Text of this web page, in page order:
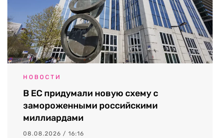
НОВОСТИ
В ЕС придумали новую схему с
замороженными российскими
миллиардами
08.08.2026 / 16:16